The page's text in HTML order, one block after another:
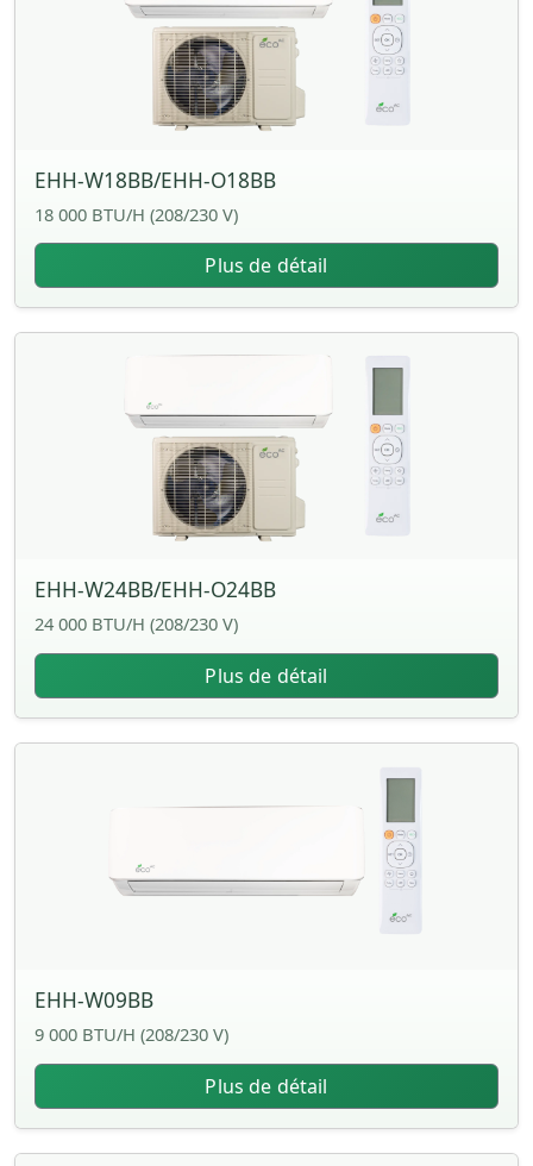
EHH-W18BB/EHH-O18BB
18 000 BTU/H (208/230 V)
Plus de détail
EHH-W24BB/EHH-O24BB
24 000 BTU/H (208/230 V)
Plus de détail
EHH-W09BB
9 000 BTU/H (208/230 V)
Plus de détail